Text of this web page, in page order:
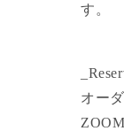
す。
オー